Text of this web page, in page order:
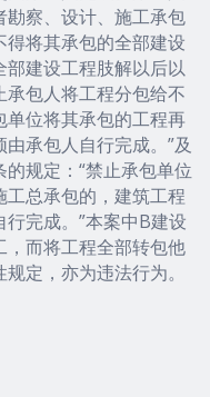
察、设计、施工承包
得将其承包的全部建设
建设工程肢解以后以
包人将工程分包给不
位将其承包的工程再
承包人自行完成。”及
的规定：“禁止承包单位
总承包的，建筑工程
完成。”本案中B建设
而将工程全部转包他
定，亦为违法行为。